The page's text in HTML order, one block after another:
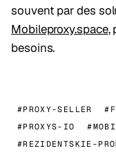
souvent par des
Mobileproxy.space,
besoins.
#PROXY-SELLER
#PROXYS-IO
#REZIDENTSKIE-